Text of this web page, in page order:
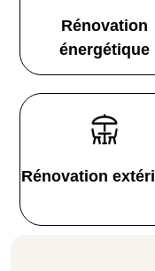
Rénovation
énergétique
Rénovation